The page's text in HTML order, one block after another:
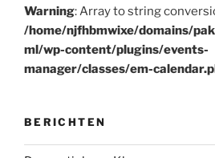
Warning: Array to string
/home/njfhbmwixe/domains/
ml/wp-content/plugins/events-
manager/classes/em-
BERICHTEN